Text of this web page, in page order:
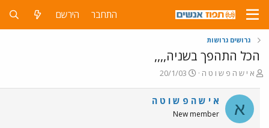
התחבר הירשם
גרושים גרושות
הכל התהפך בשניה,,,,
פ
ח
ה
א י ש ה פ ש ו ט ה
פ
ס
ם
20/1/03
א א י ש ה פ ש ו ט ה
New member